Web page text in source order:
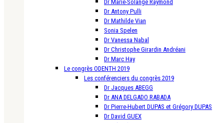
Dr Marie-Solange Raymond
Dr Antony Pulli
Dr Mathilde Vian
Sonia Spelen
Dr Vanessa Nabal
Dr Christophe Girardin Andréani
Dr Marc Hay
Le congrès ODENTH 2019
Les conférenciers du congrès 2019
Dr Jacques ABEGG
Dr ANA DELGADO RABADA
Dr Pierre-Hubert DUPAS et Grégory DUPAS
Dr David GUEX